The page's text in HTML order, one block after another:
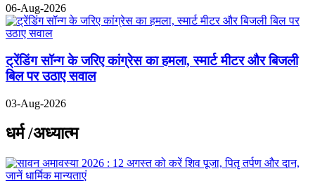
06-Aug-2026
ट्रेंडिंग सॉन्ग के जरिए कांग्रेस का हमला, स्मार्ट मीटर और बिजली
बिल पर उठाए सवाल
03-Aug-2026
धर्म /अध्यात्म